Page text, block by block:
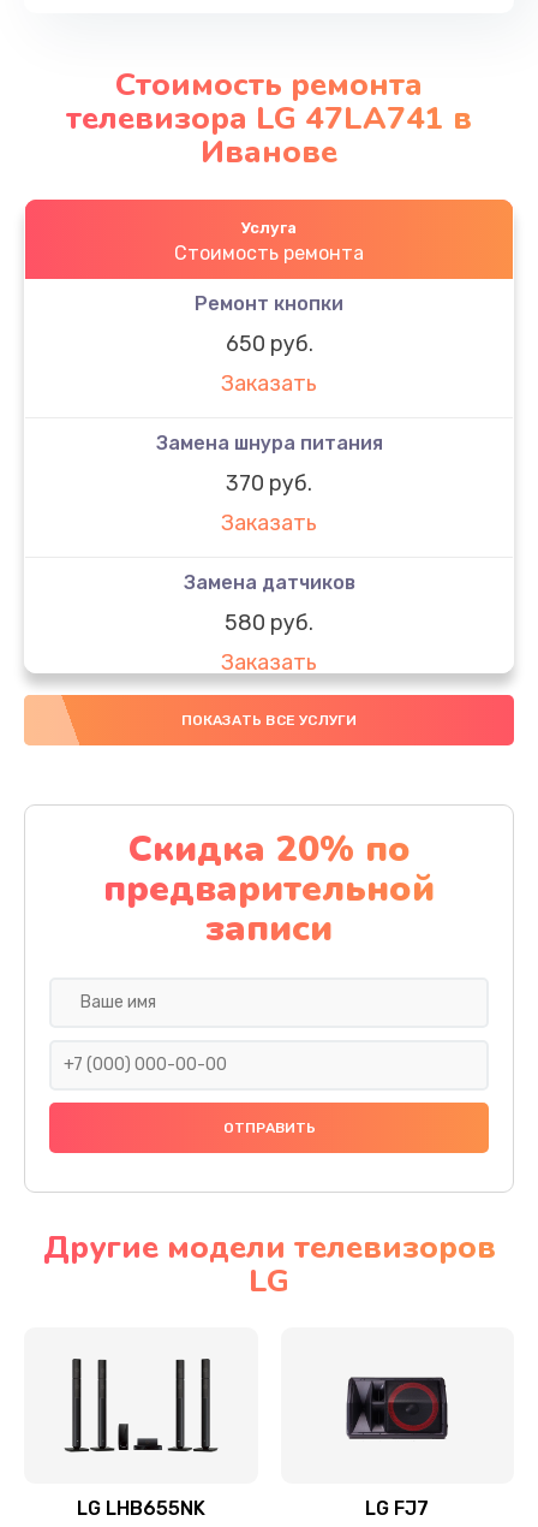
Стоимость ремонта
телевизора LG 47LA741 в
Иванове
Услуга
Стоимость ремонта
Ремонт кнопки
650 руб.
Заказать
Замена шнура питания
370 руб.
Заказать
Замена датчиков
580 руб.
Заказать
Комплексная чистка
Заказать
Замена дисплея (экрана)
2000 руб.
Заказать
Ремонт платы электроники
Прошивка
Ремонт механики привода
Ремонт / замена кнопок, клавиш, индикаторов,
ПОКАЗАТЬ ВСЕ УСЛУГИ
Скидка 20% по
предварительной
записи
Другие модели телевизоров
LG
LG LHB655NK LG FJ7